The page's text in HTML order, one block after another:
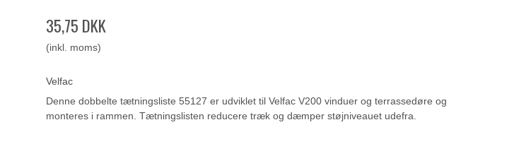
35,75 DKK
(inkl. moms)
Velfac
Denne dobbelte tætningsliste 55127 er udviklet til Velfac V200 vinduer og terrassedøre og
monteres i rammen. Tætningslisten reducere træk og dæmper støjniveauet udefra.